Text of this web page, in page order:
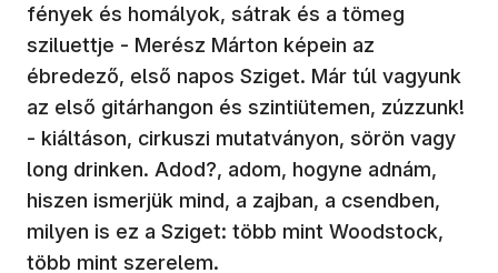
fények és homályok, sátrak és a tömeg
sziluettje - Merész Márton képein az
ébredező, első napos Sziget. Már túl vagyunk
az első gitárhangon és szintiütemen, zúzzunk!
- kiáltáson, cirkuszi mutatványon, sörön vagy
long drinken. Adod?, adom, hogyne adnám,
hiszen ismerjük mind, a zajban, a csendben,
milyen is ez a Sziget: több mint Woodstock,
több mint szerelem.